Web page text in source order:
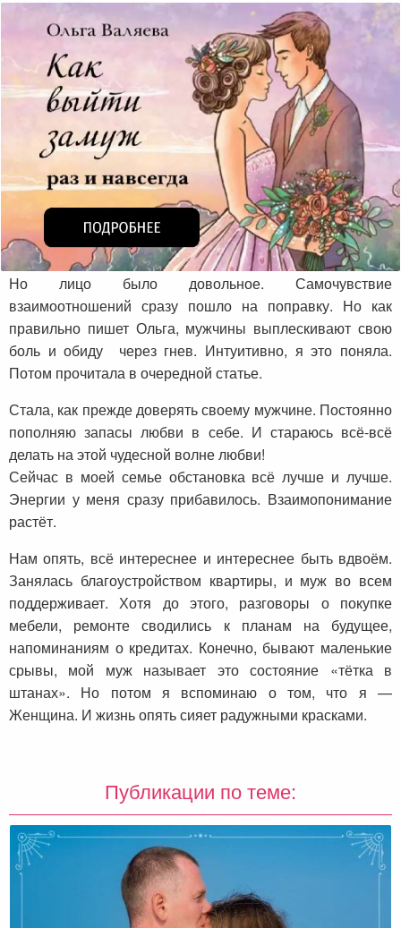
Но лицо было довольное. Самочувствие
взаимоотношений сразу пошло на поправку. Но как
правильно пишет Ольга, мужчины выплескивают свою
боль и обиду через гнев. Интуитивно, я это поняла.
Потом прочитала в очередной статье.
Стала, как прежде доверять своему мужчине. Постоянно
пополняю запасы любви в себе. И стараюсь всё-всё
делать на этой чудесной волне любви!
Сейчас в моей семье обстановка всё лучше и лучше.
Энергии у меня сразу прибавилось. Взаимопонимание
растёт.
Нам опять, всё интереснее и интереснее быть вдвоём.
Занялась благоустройством квартиры, и муж во всем
поддерживает. Хотя до этого, разговоры о покупке
мебели, ремонте сводились к планам на будущее,
напоминаниям о кредитах. Конечно, бывают маленькие
срывы, мой муж называет это состояние «тётка в
штанах». Но потом я вспоминаю о том, что я —
Женщина. И жизнь опять сияет радужными красками.
Публикации по теме: